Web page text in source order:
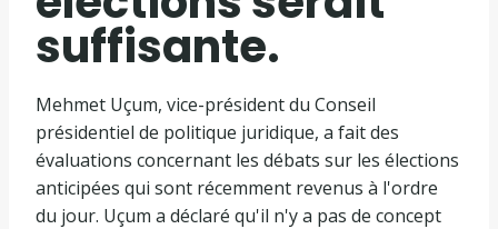
suffisante.
Mehmet Uçum, vice-président du Conseil
présidentiel de politique juridique, a fait des
évaluations concernant les débats sur les élections
anticipées qui sont récemment revenus à l'ordre
du jour. Uçum a déclaré qu'il n'y a pas de concept